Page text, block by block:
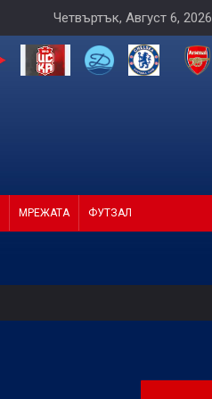
Четвъртък, Август 6, 2026
МРЕЖАТА ФУТЗАЛ